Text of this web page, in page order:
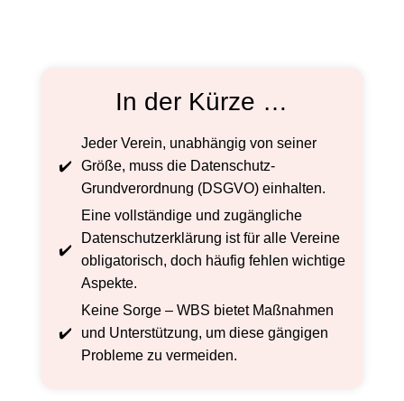
In der Kürze …
Jeder Verein, unabhängig von seiner
Größe, muss die Datenschutz-
Grundverordnung (DSGVO) einhalten.
Eine vollständige und zugängliche
Datenschutzerklärung ist für alle Vereine
obligatorisch, doch häufig fehlen wichtige
Aspekte.
Keine Sorge – WBS bietet Maßnahmen
und Unterstützung, um diese gängigen
Probleme zu vermeiden.